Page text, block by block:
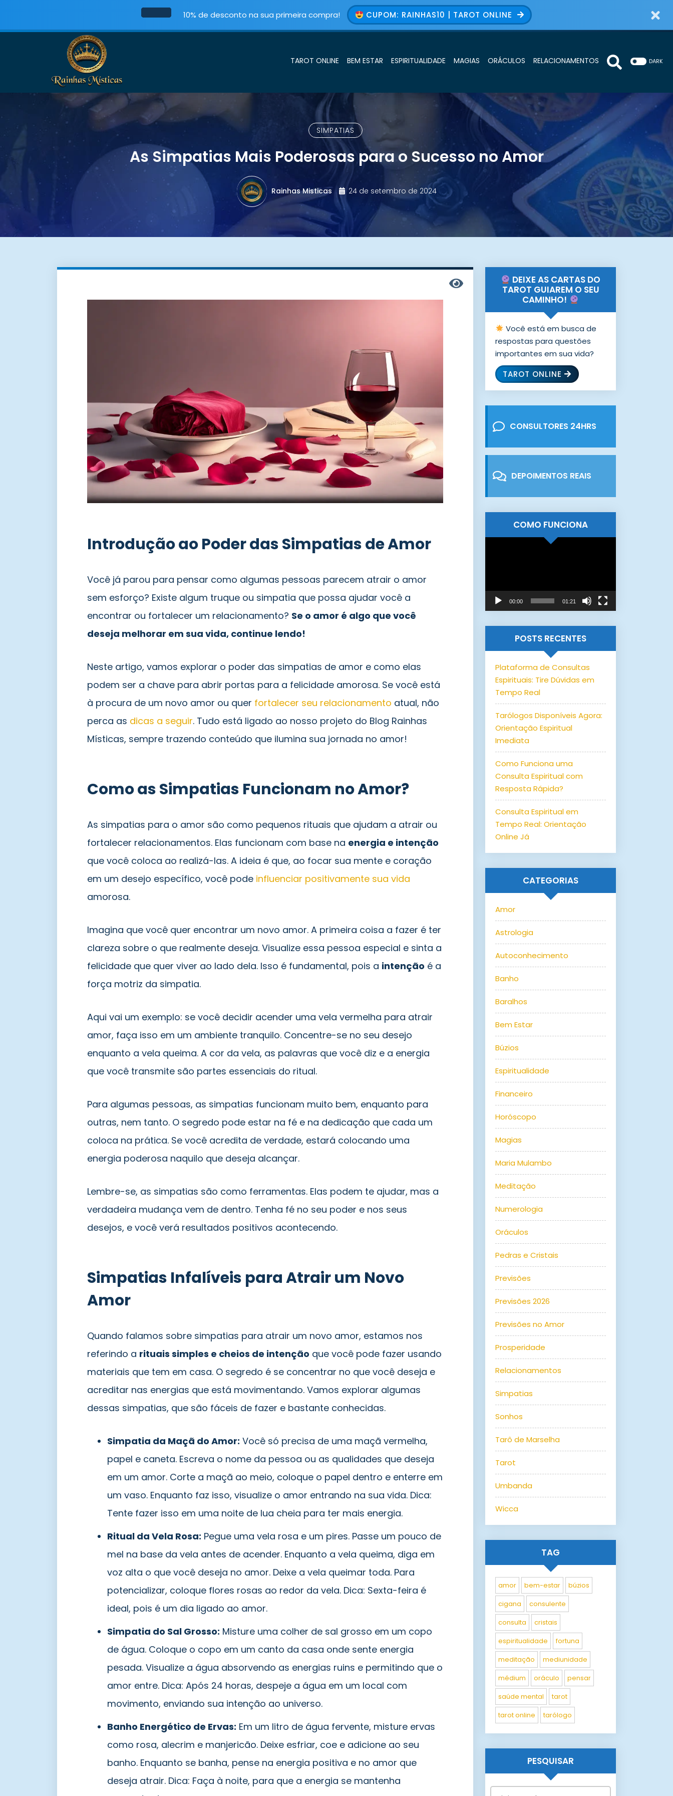
10% de desconto na sua primeira compra! CUPOM: RAINHAS10 | TAROT ONLINE
TAROT ONLINE BEM ESTAR ESPIRITUALIDADE MAGIAS ORÁCULOS RELACIONAMENTOS DARK
SIMPATIAS
As Simpatias Mais Poderosas para o Sucesso no Amor
Rainhas Misticas 24 de setembro de 2024
Introdução ao Poder das Simpatias de Amor
Você já parou para pensar como algumas pessoas parecem atrair o amor
sem esforço? Existe algum truque ou simpatia que possa ajudar você a
encontrar ou fortalecer um relacionamento? Se o amor é algo que você
deseja melhorar em sua vida, continue lendo!
Neste artigo, vamos explorar o poder das simpatias de amor e como elas
podem ser a chave para abrir portas para a felicidade amorosa. Se você está
à procura de um novo amor ou quer fortalecer seu relacionamento atual, não
perca as dicas a seguir. Tudo está ligado ao nosso projeto do Blog Rainhas
Místicas, sempre trazendo conteúdo que ilumina sua jornada no amor!
Como as Simpatias Funcionam no Amor?
As simpatias para o amor são como pequenos rituais que ajudam a atrair ou
fortalecer relacionamentos. Elas funcionam com base na energia e intenção
que você coloca ao realizá-las. A ideia é que, ao focar sua mente e coração
em um desejo específico, você pode influenciar positivamente sua vida
amorosa.
Imagina que você quer encontrar um novo amor. A primeira coisa a fazer é ter
clareza sobre o que realmente deseja. Visualize essa pessoa especial e sinta a
felicidade que quer viver ao lado dela. Isso é fundamental, pois a intenção é a
força motriz da simpatia.
Aqui vai um exemplo: se você decidir acender uma vela vermelha para atrair
amor, faça isso em um ambiente tranquilo. Concentre-se no seu desejo
enquanto a vela queima. A cor da vela, as palavras que você diz e a energia
que você transmite são partes essenciais do ritual.
Para algumas pessoas, as simpatias funcionam muito bem, enquanto para
outras, nem tanto. O segredo pode estar na fé e na dedicação que cada um
coloca na prática. Se você acredita de verdade, estará colocando uma
energia poderosa naquilo que deseja alcançar.
Lembre-se, as simpatias são como ferramentas. Elas podem te ajudar, mas a
verdadeira mudança vem de dentro. Tenha fé no seu poder e nos seus
desejos, e você verá resultados positivos acontecendo.
Simpatias Infalíveis para Atrair um Novo
Amor
Quando falamos sobre simpatias para atrair um novo amor, estamos nos
referindo a rituais simples e cheios de intenção que você pode fazer usando
materiais que tem em casa. O segredo é se concentrar no que você deseja e
acreditar nas energias que está movimentando. Vamos explorar algumas
dessas simpatias, que são fáceis de fazer e bastante conhecidas.
Simpatia da Maçã do Amor: Você só precisa de uma maçã vermelha,
papel e caneta. Escreva o nome da pessoa ou as qualidades que deseja
em um amor. Corte a maçã ao meio, coloque o papel dentro e enterre em
um vaso. Enquanto faz isso, visualize o amor entrando na sua vida. Dica:
Tente fazer isso em uma noite de lua cheia para ter mais energia.
Ritual da Vela Rosa: Pegue uma vela rosa e um pires. Passe um pouco de
mel na base da vela antes de acender. Enquanto a vela queima, diga em
voz alta o que você deseja no amor. Deixe a vela queimar toda. Para
potencializar, coloque flores rosas ao redor da vela. Dica: Sexta-feira é
ideal, pois é um dia ligado ao amor.
Simpatia do Sal Grosso: Misture uma colher de sal grosso em um copo
de água. Coloque o copo em um canto da casa onde sente energia
pesada. Visualize a água absorvendo as energias ruins e permitindo que o
amor entre. Dica: Após 24 horas, despeje a água em um local com
movimento, enviando sua intenção ao universo.
Banho Energético de Ervas: Em um litro de água fervente, misture ervas
como rosa, alecrim e manjericão. Deixe esfriar, coe e adicione ao seu
banho. Enquanto se banha, pense na energia positiva e no amor que
deseja atrair. Dica: Faça à noite, para que a energia se mantenha
DEIXE AS CARTAS DO
TAROT GUIAREM O SEU
CAMINHO!
Você está em busca de
respostas para questões
importantes em sua vida?
TAROT ONLINE
CONSULTORES 24HRS
DEPOIMENTOS REAIS
COMO FUNCIONA
00:00 01:21
POSTS RECENTES
Plataforma de Consultas
Espirituais: Tire Dúvidas em
Tempo Real
Tarólogos Disponíveis Agora:
Orientação Espiritual
Imediata
Como Funciona uma
Consulta Espiritual com
Resposta Rápida?
Consulta Espiritual em
Tempo Real: Orientação
Online Já
CATEGORIAS
Amor
Astrologia
Autoconhecimento
Banho
Baralhos
Bem Estar
Búzios
Espiritualidade
Financeiro
Horóscopo
Magias
Maria Mulambo
Meditação
Numerologia
Oráculos
Pedras e Cristais
Previsões
Previsões 2026
Previsões no Amor
Prosperidade
Relacionamentos
Simpatias
Sonhos
Tarô de Marselha
Tarot
Umbanda
Wicca
TAG
amor bem-estar búzios
cigana consulente
consulta cristais
espiritualidade fortuna
meditação mediunidade
médium oráculo pensar
saúde mental tarot
tarot online tarólogo
PESQUISAR